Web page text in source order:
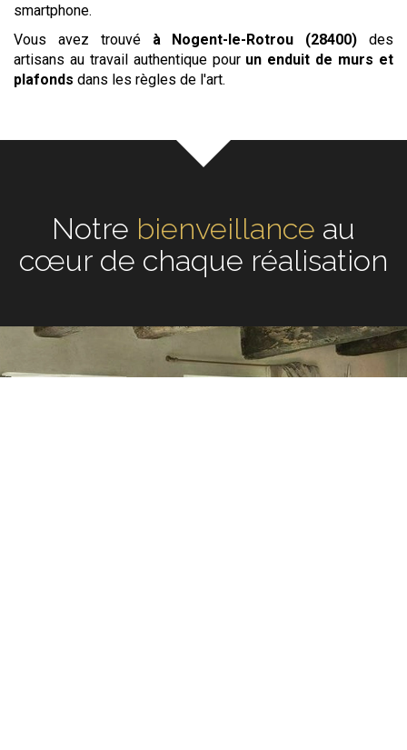
smartphone.
Vous avez trouvé
à Nogent-le-Rotrou (28400)
des
artisans au travail authentique pour un enduit de murs et
plafonds dans les règles de l'art.
Notreécouteau cœur de
chaque réalisation